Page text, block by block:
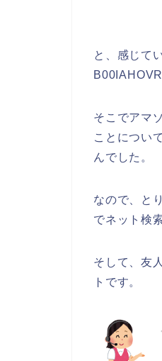
と、感じて
そこでアマ
ことについ
んでした。
なので、と
でネット検
そして、友
トです。